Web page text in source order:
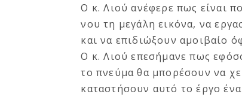
Ο κ. Λιού ανέφερε πως είναι
νου τη μεγάλη εικόνα, να
και να επιδιώξουν αμοιβαίο
Ο κ. Λιού επεσήμανε πως
το πνεύμα θα μπορέσουν να
καταστήσουν αυτό το έργο